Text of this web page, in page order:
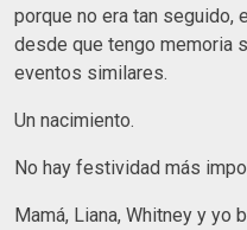
porque no era tan seguido,
desde que tengo memoria
eventos similares.
Un nacimiento.
No hay festividad más
Mamá, Liana, Whitney y yo